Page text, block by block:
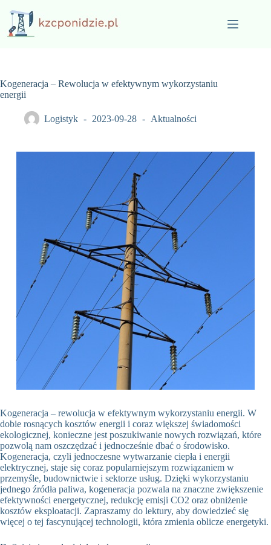
treści
Kogeneracja – Rewolucja w efektywnym wykorzystaniu
energii
Logistyk 2023-09-28 Aktualności
Kogeneracja – rewolucja w efektywnym wykorzystaniu energii. W
dobie rosnących kosztów energii i coraz większej świadomości
ekologicznej, konieczne jest poszukiwanie nowych rozwiązań, które
pozwolą nam oszczędzać i jednocześnie dbać o środowisko.
Kogeneracja, czyli jednoczesne wytwarzanie ciepła i energii
elektrycznej, staje się coraz popularniejszym rozwiązaniem w
przemyśle, budownictwie i sektorze usług. Dzięki wykorzystaniu
jednego źródła paliwa, kogeneracja pozwala na znaczne zwiększenie
efektywności energetycznej, redukcję emisji CO2 oraz obniżenie
kosztów eksploatacji. Zapraszamy do lektury, aby dowiedzieć się
więcej o tej fascynującej technologii, która zmienia oblicze energetyki.